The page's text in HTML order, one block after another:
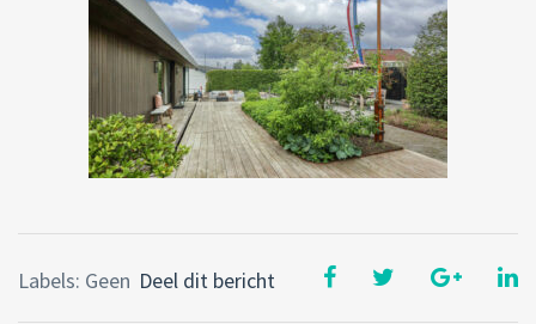
Deel dit bericht
Labels: Geen